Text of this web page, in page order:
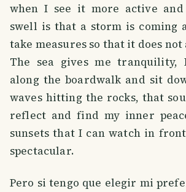
when I see it more active
swell is that a storm is coming
take measures so that it does not
The sea gives me
along the boardwalk and sit
waves hitting the rocks, that
reflect and find my inner
sunsets that I can watch in
spectacular.
Pero si tengo que elegir mi